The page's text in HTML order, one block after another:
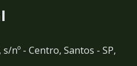
nº - Centro, Santos - SP,